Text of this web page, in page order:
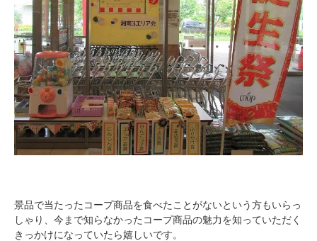
景品で当たったコープ商品を食べたことがないという方もいらっ
しゃり、今まで知らなかったコープ商品の魅力を知っていただく
きっかけになっていたら嬉しいです。